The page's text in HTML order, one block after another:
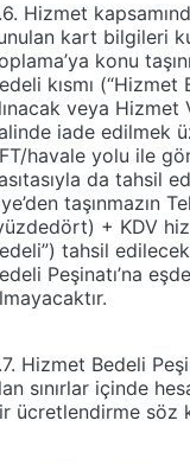
Hizmet
kart bilgileri
konu
kısmı
veya Hizmet
iade edilmek
havale yolu ile
da tahsil
taşınmazın
+ KDV
tahsil
Peşinatı’na
Hizmet Bedeli
sınırlar içinde
ücretlendirme söz